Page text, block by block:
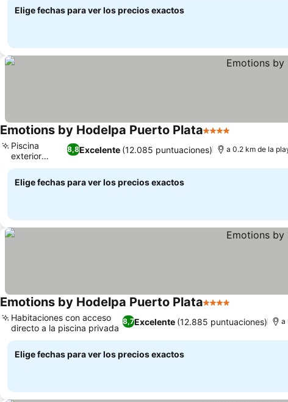
Elige fechas para ver los precios exactos
Emotions by Hodelpa Puerto Plata4 Estrellas
8,8Excelente (12.085 puntuaciones)
Piscina
exterior
enorme
a 0.2 km de la
Elige fechas para ver los precios exactos
Emotions by Hodelpa Puerto Plata4 Estrellas
8,7Excelente (12.885 puntuaciones)
Habitaciones con acceso
directo a la piscina privada
a
Elige fechas para ver los precios exactos